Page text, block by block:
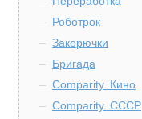
Роботрок
Закорючки
Бригада
Comparity. Кино
Comparity. СССР